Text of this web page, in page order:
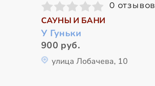
0 отзывов
САУНЫ И БАНИ
У Гуньки
900 руб.
улица Лобачева, 10